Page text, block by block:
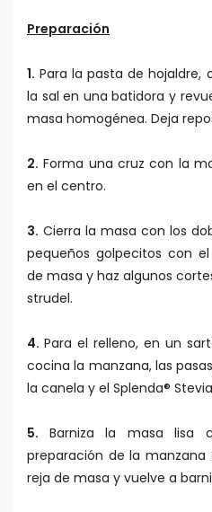
Preparación
1. Para la pasta de hojaldre,
la sal en una batidora y
masa homogénea. Deja
2. Forma una cruz con la
en el centro.
3. Cierra la masa con los
pequeños golpecitos con
de masa y haz algunos
strudel.
4. Para el relleno, en un
cocina la manzana, las
la canela y el Splenda®
5. Barniza la masa lisa
preparación de la
reja de masa y vuelve a